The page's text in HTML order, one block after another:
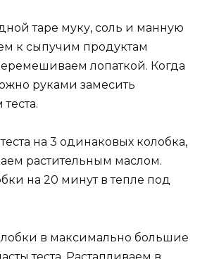
таре муку, соль и манную
к сыпучим продуктам
лопаткой. Когда
руками замесить
на 3 одинаковых колобка,
растительным маслом.
на 20 минут в тепле под
в максимально большие
теста. Растапливаем в